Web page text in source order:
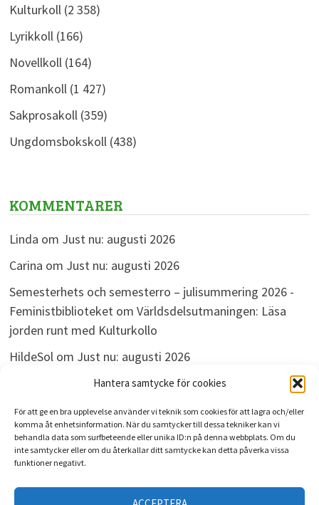
Hantera samtycke för cookies
För att ge en bra upplevelse använder vi teknik som cookies för att lagra och/eller
komma åt enhetsinformation. När du samtycker till dessa tekniker kan vi
behandla data som surfbeteende eller unika ID:n på denna webbplats. Om du
inte samtycker eller om du återkallar ditt samtycke kan detta påverka vissa
funktioner negativt.
Kulturkoll(2 358)
Lyrikkoll(166)
Novellkoll(164)
Romankoll(1 427)
Sakprosakoll(359)
Ungdomsbokskoll(438)
KOMMENTARER
Linda om Just nu: augusti 2026
Carina om Just nu: augusti 2026
Semesterhets och semesterro – julisummering 2026 -
Feministbiblioteketom Världsdelsutmaningen: Läsa
jorden runt med Kulturkollo
HildeSolom Just nu: augusti 2026
omJust nu: augusti 2026
ARKIV